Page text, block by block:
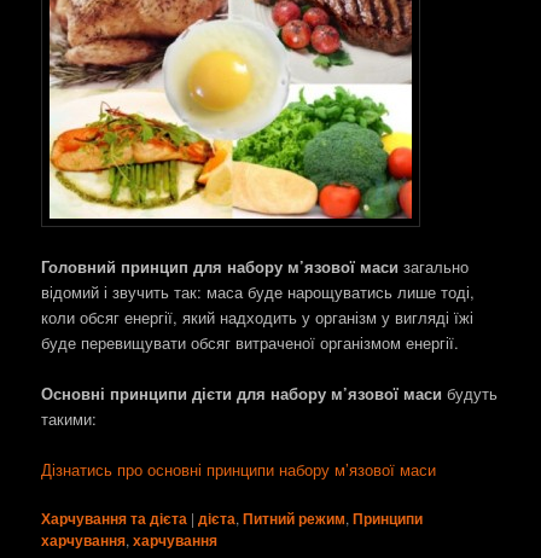
Головний принцип для набору м’язової маси загально
відомий і звучить так: маса буде нарощуватись лише тоді,
коли обсяг енергії, який надходить у організм у вигляді їжі
буде перевищувати обсяг витраченої організмом енергії.
Основні принципи дієти для набору м’язової маси будуть
такими:
Дізнатись про основні принципи набору м’язової маси
Харчування та дієта |дієта,Питний режим,Принципи
харчування,харчування